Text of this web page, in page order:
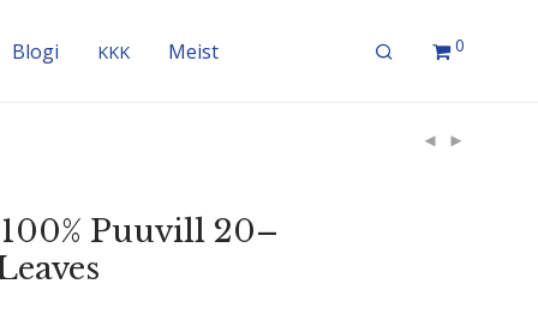
Blogi KKK Meist 0
Puuvill 20–